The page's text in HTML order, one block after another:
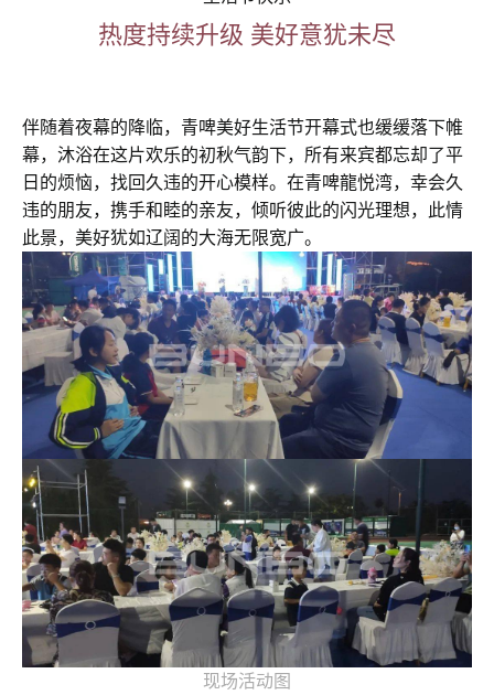
热度持续升级 美好意犹未尽
伴随着夜幕的降临，青啤美好生活节开幕式也缓缓落下帷
幕，沐浴在这片欢乐的初秋气韵下，所有来宾都忘却了平
日的烦恼，找回久违的开心模样。在青啤龍悦湾，幸会久
违的朋友，携手和睦的亲友，倾听彼此的闪光理想，此情
此景，美好犹如辽阔的大海无限宽广。
现场活动图